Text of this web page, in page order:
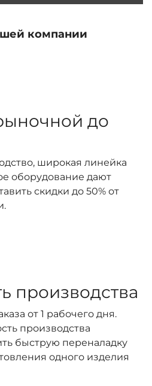
компании
до
широкая линейка
оборудование дают
скидки до 50% от
производства
от 1 рабочего дня.
производства
быструю переналадку
одного изделия